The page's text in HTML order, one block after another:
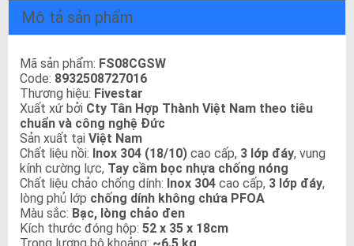
Mô tả sản phẩm
Mã sản phẩm: FS08CGSW
Code: 8932508727016
Thương hiệu: Fivestar
Xuất xứ bởi Cty Tân Hợp Thành Việt Nam theo tiêu
chuẩn và công nghệ Đức
Sản xuất tại Việt Nam
Chất liệu nồi: Inox 304 (18/10) cao cấp, 3 lớp đáy, vung
kính cường lực, Tay cầm bọc nhựa chống nóng
Chất liệu chảo chống dính: Inox 304 cao cấp, 3 lớp đáy,
lòng phủ lớp chống dính không chứa PFOA
Màu sắc: Bạc, lòng chảo đen
Kích thước đóng hộp: 52 x 35 x 18cm